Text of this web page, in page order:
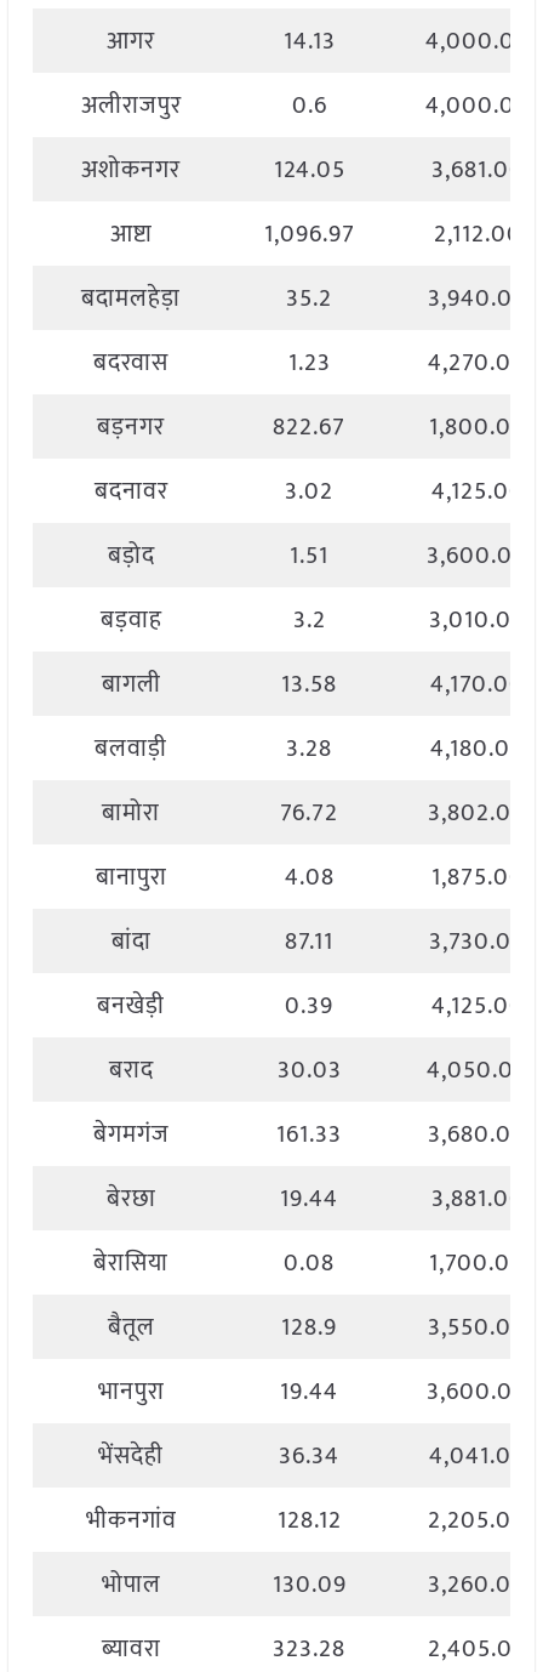
आगर 14.13
4,000.00
अलीराजपुर
0.6
4,000.00
अशोकनगर
124.05
3,681.00
आष्टा
1,096.97
2,112.00
बदामलहेड़ा
35.2
3,940.00
बदरवास
1.23
4,270.00
बड़नगर
822.67
1,800.00
बदनावर
3.02
4,125.00
बड़ोद
1.51
3,600.00
बड़वाह
3.2
3,010.00
बागली
13.58
4,170.00
बलवाड़ी
3.28
4,180.00
बामोरा
76.72
3,802.00
बानापुरा
4.08
1,875.00
बांदा
87.11
3,730.00
बनखेड़ी
0.39
4,125.00
बराद
30.03
4,050.00
बेगमगंज
161.33
3,680.00
बेरछा
19.44
3,881.00
बेरासिया
0.08
1,700.00
बैतूल
128.9
3,550.00
भानपुरा
19.44
3,600.00
भेंसदेही
36.34
4,041.00
भीकनगांव
128.12
2,205.00
भोपाल
130.09
3,260.00
ब्यावरा
323.28
2,405.00